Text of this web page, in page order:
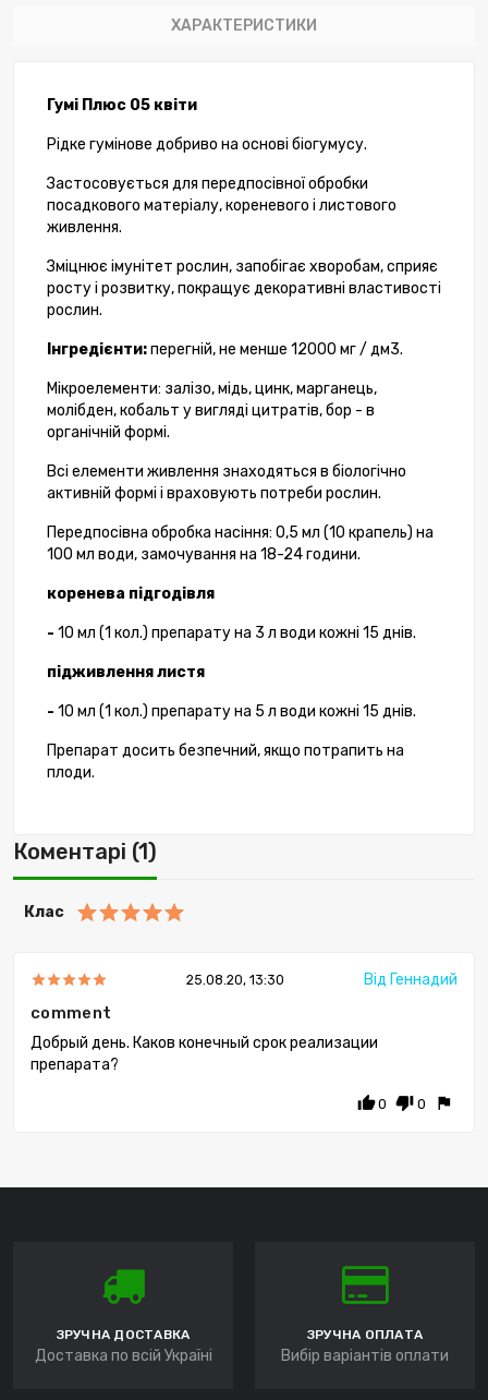
ХАРАКТЕРИСТИКИ
Гумі Плюс 05 квіти
Рідке гумінове добриво на основі біогумусу.
Застосовується для передпосівної обробки
посадкового матеріалу, кореневого і листового
живлення.
Зміцнює імунітет рослин, запобігає хворобам, сприяє
росту і розвитку, покращує декоративні властивості
рослин.
Інгредієнти:перегній, не менше 12000 мг / дм3.
Мікроелементи: залізо, мідь, цинк, марганець,
молібден, кобальт у вигляді цитратів, бор - в
органічній формі.
Всі елементи живлення знаходяться в біологічно
активній формі і враховують потреби рослин.
Передпосівна обробка насіння: 0,5 мл (10 крапель) на
100 мл води, замочування на 18-24 години.
коренева підгодівля
- 10 мл (1 кол.) препарату на 3 л води кожні 15 днів.
підживлення листя
- 10 мл (1 кол.) препарату на 5 л води кожні 15 днів.
Препарат досить безпечний, якщо потрапить на
плоди.
Коментарі (1)
Клас
25.08.20, 13:30 Від Геннадий
comment
Добрый день. Каков конечный срок реализации
препарата?
thumb_up0 thumb_down 0 flag
ЗРУЧНА ДОСТАВКА
Доставка по всій Україні
ЗРУЧНА ОПЛАТА
Вибір варіантів оплати